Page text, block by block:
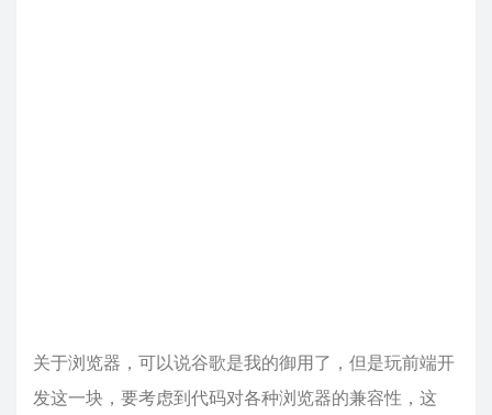
关于浏览器，可以说谷歌是我的御用了，但是玩前端开
发这一块，要考虑到代码对各种浏览器的兼容性，这